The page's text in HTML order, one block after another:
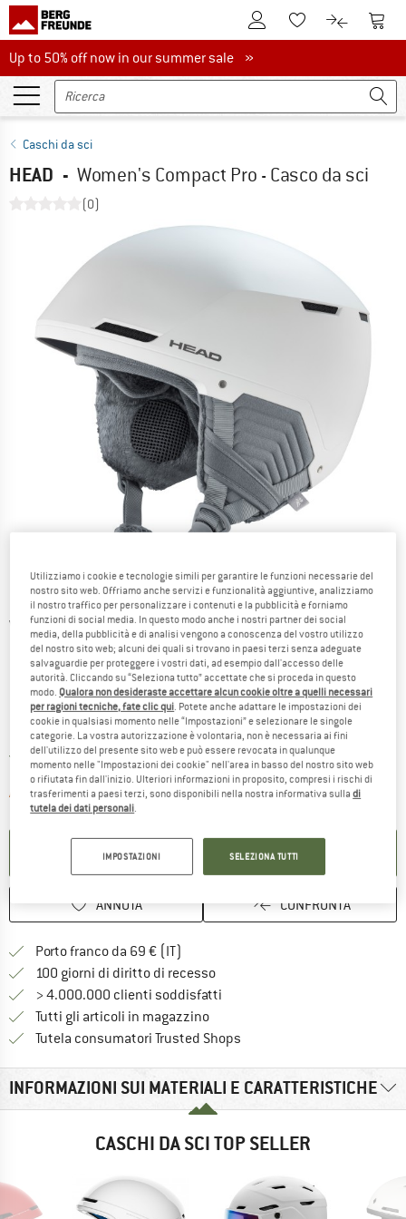
Al conto clienteAlla lista
Al Al
Up to 50% off now in our summer sale
Up to 50% off now in our summer sale »
Caschi da sci
HEAD - Women's Compact Pro - Casco da sci
(0)
Viste dettagliate
Prezzo:
119,95€ incl. IVA
Nessuna spesa di spedizione(IT)Italia. Informazioni sui
Articolo purtroppo attualmente esauritoIl link si apre in una casella
ATTIVA LA NOTIFICA
ANNOTA CONFRONTA
Porto franco da 69 € (IT)
100 giorni di diritto di recessoVai alla politica di recesso qui
> 4.000.000 clienti soddisfatti
Tutti gli articoli in magazzino
Tutela consumatori Trusted Shops
INFORMAZIONI SUI MATERIALI E CARATTERISTICHE
CASCHI DA SCI TOP SELLER
Utilizziamo i cookie e tecnologie simili per garantire le funzioni necessarie del
nostro sito web. Offriamo anche servizi e funzionalità aggiuntive, analizziamo
il nostro traffico per personalizzare i contenuti e la pubblicità e forniamo
funzioni di social media. In questo modo anche i nostri partner dei social
media, della pubblicità e di analisi vengono a conoscenza del vostro utilizzo
del nostro sito web; alcuni dei quali si trovano in paesi terzi senza adeguate
salvaguardie per proteggere i vostri dati, ad esempio dall'accesso delle
autorità. Cliccando su “Seleziona tutto” accettate che si proceda in questo
modo. Qualora non desideraste accettare alcun cookie oltre a quelli necessari
per ragioni tecniche, fate clic qui . Potete anche adattare le impostazioni dei
cookie in qualsiasi momento nelle “Impostazioni” e selezionare le singole
categorie. La vostra autorizzazione è volontaria, non è necessaria ai fini
dell'utilizzo del presente sito web e può essere revocata in qualunque
momento nelle "Impostazioni dei cookie" nell'area in basso del nostro sito web
o rifiutata fin dall'inizio. Ulteriori informazioni in proposito, compresi i rischi di
trasferimenti a paesi terzi, sono disponibili nella nostra informativa sulladi
tutela dei dati personali
IMPOSTAZIONI SELEZIONA TUTTI